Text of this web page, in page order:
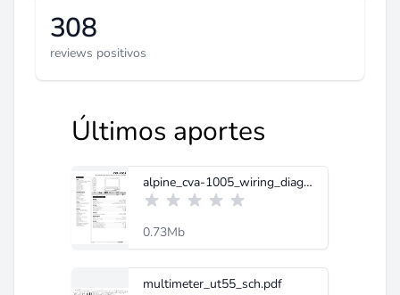
308
reviews positivos
Últimos aportes
alpine_cva-1005_wiring_diagram.pdf
0.73Mb
multimeter_ut55_sch.pdf